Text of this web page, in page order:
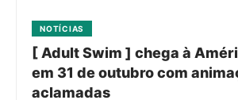
NOTÍCIAS
[ Adult Swim ] chega à
em 31 de outubro com
aclamadas